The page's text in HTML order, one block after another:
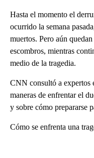
Hasta el momento el
ocurrido la semana
muertos. Pero aún
escombros, mientras
medio de la tragedia.
CNN consultó a expertos
maneras de enfrentar el
y sobre cómo prepararse
Cómo se enfrenta una